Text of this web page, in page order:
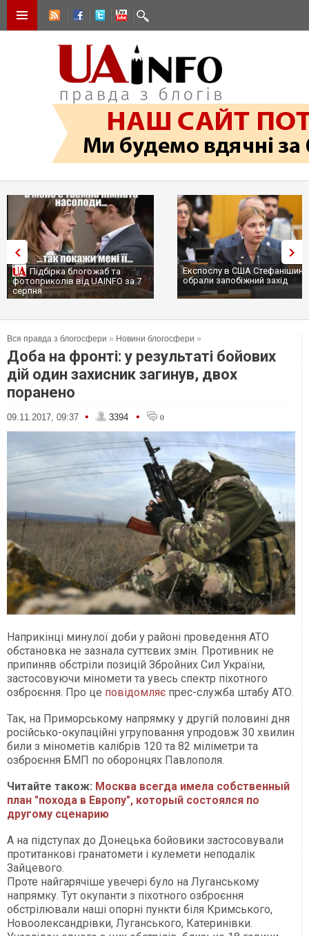
Підбірка блогожаб та
фотоприколів від UAINFO за 7
серпня
Експослу в США
обрали запобіжний захід
Вся правда з блогосфери » Новини блогосфери »
Доба на фронті: у результаті бойових
дій один захисник загинув, двох
поранено
09.11.2017, 09:37 • 3394 • 0
Наприкінці минулої доби у районі проведення АТО
обстановка не зазнала суттєвих змін. Противник не
припиняв обстріли позицій Збройних Сил України,
застосовуючи міномети та увесь спектр піхотного
озброєння. Про це повідомляє прес-служба штабу АТО.
Так, на Приморському напрямку у другій половині дня
російсько-окупаційні угруповання упродовж 30 хвилин
били з мінометів калібрів 120 та 82 міліметри та
озброєння БМП по оборонцях Павлополя.
Читайте також: Москва всегда имела собственный
план "похода в Европу", который состоялся по
другому сценарию
А на підступах до Донецька бойовики застосовували
протитанкові гранатомети і кулемети неподалік
Зайцевого.
Проте найгарячіше увечері було на Луганському
напрямку. Тут окупанти з піхотного озброєння
обстрілювали наші опорні пункти біля Кримського,
Новоолександрівки, Луганського, Катеринівки.